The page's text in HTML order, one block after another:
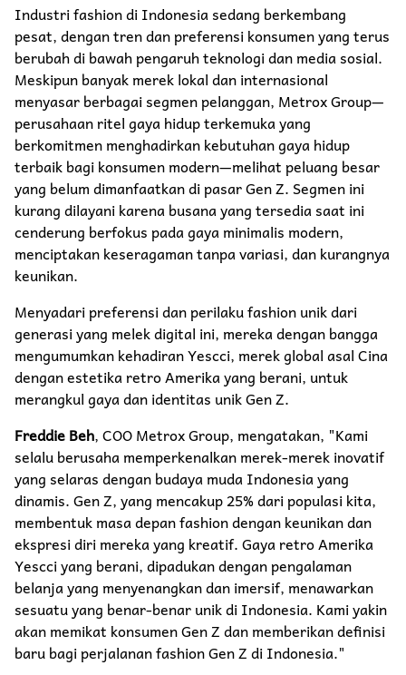
Industri fashion di Indonesia sedang berkembang
pesat, dengan tren dan preferensi konsumen yang terus
berubah di bawah pengaruh teknologi dan media sosial.
Meskipun banyak merek lokal dan internasional
menyasar berbagai segmen pelanggan, Metrox Group—
perusahaan ritel gaya hidup terkemuka yang
berkomitmen menghadirkan kebutuhan gaya hidup
terbaik bagi konsumen modern—melihat peluang besar
yang belum dimanfaatkan di pasar Gen Z. Segmen ini
kurang dilayani karena busana yang tersedia saat ini
cenderung berfokus pada gaya minimalis modern,
menciptakan keseragaman tanpa variasi, dan kurangnya
keunikan.
Menyadari preferensi dan perilaku fashion unik dari
generasi yang melek digital ini, mereka dengan bangga
mengumumkan kehadiran Yescci, merek global asal Cina
dengan estetika retro Amerika yang berani, untuk
merangkul gaya dan identitas unik Gen Z.
Freddie Beh, COO Metrox Group, mengatakan, "Kami
selalu berusaha memperkenalkan merek-merek inovatif
yang selaras dengan budaya muda Indonesia yang
dinamis. Gen Z, yang mencakup 25% dari populasi kita,
membentuk masa depan fashion dengan keunikan dan
ekspresi diri mereka yang kreatif. Gaya retro Amerika
Yescci yang berani, dipadukan dengan pengalaman
belanja yang menyenangkan dan imersif, menawarkan
sesuatu yang benar-benar unik di Indonesia. Kami yakin
akan memikat konsumen Gen Z dan memberikan definisi
baru bagi perjalanan fashion Gen Z di Indonesia."